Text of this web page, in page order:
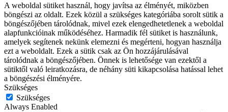
A weboldal sütiket használ, hogy javítsa az élményét, miközben
böngészi az oldalt. Ezek közül a szükséges kategóriába sorolt sütik a
böngészőjében tárolódnak, mivel ezek elengedhetetlenek a weboldal
alapfunkcióinak működéséhez. Harmadik fél sütiket is használunk,
amelyek segítenek nekünk elemezni és megérteni, hogyan használja
ezt a weboldalt. Ezek a sütik csak az Ön hozzájárulásával
tárolódnak a böngészőjében. Önnek is lehetősége van ezektől a
sütiktől való leiratkozásra, de néhány süti kikapcsolása hatással lehet
a böngészési élményére.
Szükséges
Szükséges
Always Enabled